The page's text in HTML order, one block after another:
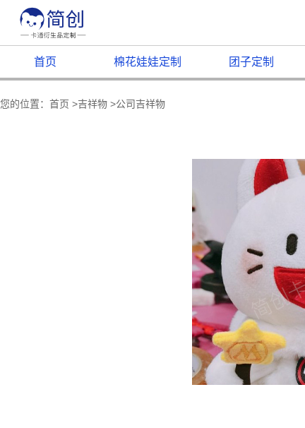
首页 棉花娃娃定制 团子定制
您的位置： 首页 >吉祥物 >公司吉祥物